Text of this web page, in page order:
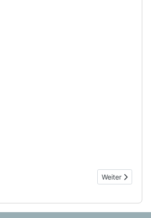
Nächster
Weiter